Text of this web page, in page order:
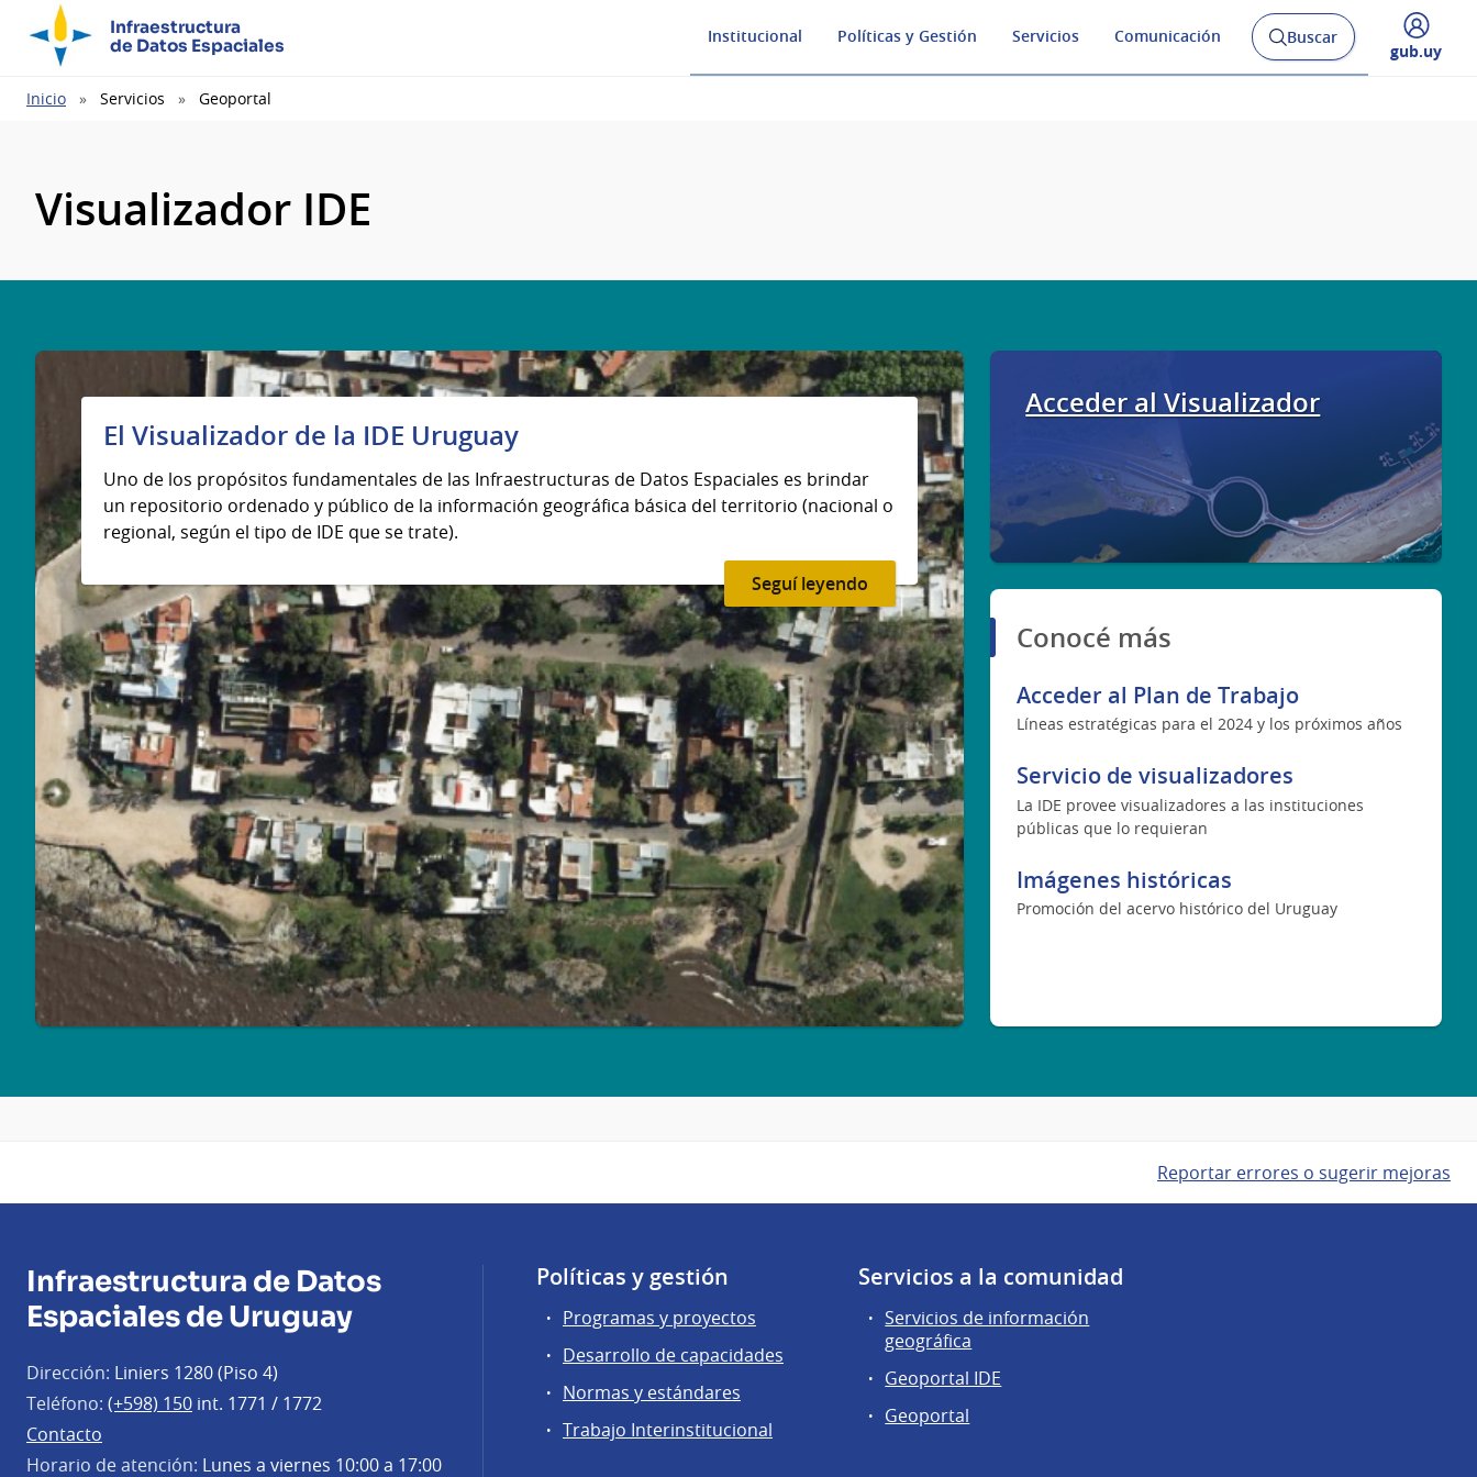
Infraestructura
de Datos Espaciales
Institucional Políticas y Gestión Servicios Comunicación
Abrir
buscador
Buscar
Desplegar
gub.uy
Ruta
Inicio Servicios Geoportal
Visualizador IDE
El Visualizador de la IDE Uruguay
Uno de los propósitos fundamentales de las Infraestructuras de Datos Espaciales es brindar
un repositorio ordenado y público de la información geográfica básica del territorio (nacional o
regional, según el tipo de IDE que se trate).
Seguí leyendo
Acceder al Visualizador
Conocé más
Acceder al Plan de Trabajo
Líneas estratégicas para el 2024 y los próximos años
Servicio de visualizadores
La IDE provee visualizadores a las instituciones
públicas que lo requieran
Imágenes históricas
Promoción del acervo histórico del Uruguay
Reportar errores o sugerir mejoras
Infraestructura de Datos
Espaciales de Uruguay
Dirección: Liniers 1280 (Piso 4)
Teléfono: (+598) 150 int. 1771 / 1772
Contacto
Horario de atención: Lunes a viernes 10:00 a 17:00
Políticas y gestión
Programas y proyectos
Desarrollo de capacidades
Normas y estándares
Trabajo Interinstitucional
Servicios a la comunidad
Servicios de información
geográfica
Geoportal IDE
Geoportal